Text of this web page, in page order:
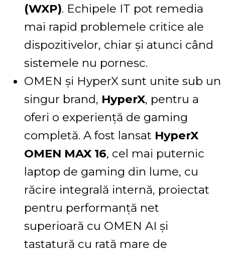
(WXP). Echipele IT pot remedia
mai rapid problemele critice ale
dispozitivelor, chiar și atunci când
sistemele nu pornesc.
OMEN și HyperX sunt unite sub un
singur brand, HyperX, pentru a
oferi o experiență de gaming
completă. A fost lansat HyperX
OMEN MAX 16, cel mai puternic
laptop de gaming din lume, cu
răcire integrală internă, proiectat
pentru performanță net
superioară cu OMEN AI și
tastatură cu rată mare de